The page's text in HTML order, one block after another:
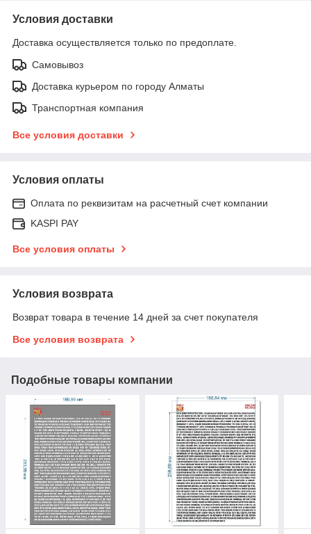
Условия доставки
Доставка осуществляется только по предоплате.
Самовывоз
Доставка курьером по городу Алматы
Транспортная компания
Все условия доставки
Условия оплаты
Оплата по реквизитам на расчетный счет компании
KASPI PAY
Все условия оплаты
Условия возврата
Возврат товара в течение 14 дней за счет покупателя
Все условия возврата
Подобные товары компании